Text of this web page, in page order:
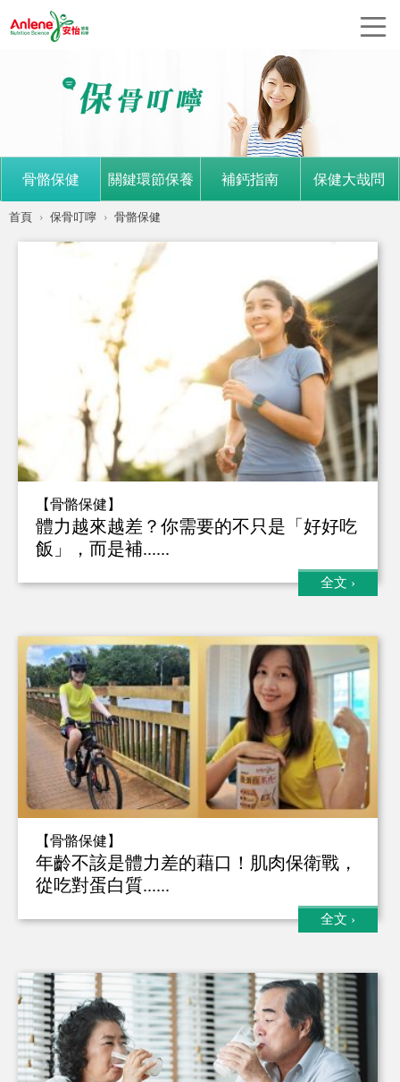
骨骼保健 關鍵環節保養 補鈣指南 保健大哉問
首頁 保骨叮嚀 骨骼保健
【骨骼保健】
體力越來越差？你需要的不只是「好好吃
飯」，而是補......
全文 ›
【骨骼保健】
年齡不該是體力差的藉口！肌肉保衛戰，
從吃對蛋白質......
全文 ›